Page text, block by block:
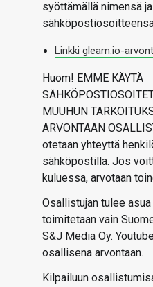
syöttämällä nimensä ja
Linkki gleam.io-
Huom! EMME KÄYTÄ
MUUHUN
ARVONTAAN
otetaan yhteyttä
sähköpostilla. Jos
kuluessa, arvotaan
Osallistujan tulee
toimitetaan vain
S&J Media Oy.
osallisena arvontaan.
Kilpailuun